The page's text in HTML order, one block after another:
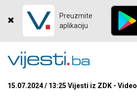
Preuzmite
aplikaciju
15.07.2024 / 13:25 Vijesti iz ZDK - Video